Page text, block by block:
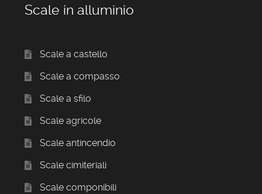
Scale in alluminio
Scale a castello
Scale a compasso
Scale a sfilo
Scale agricole
Scale antincendio
Scale cimiteriali
Scale componibili